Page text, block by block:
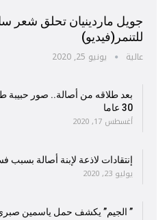
جويل ماردينيان تحلق شعر
للتنمر(فيديو)
عالية يونيو 25, 2020
بعد طلاقه من أصالة.. صور حبيبة
30 عاما
أغسطس 17, 2020
إنتقادات لاذعة لإبنة أصالة
يوليو 23, 2020
” الجيم” يكشف حمل ياسمين